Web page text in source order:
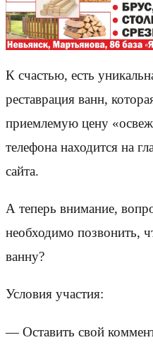
К счастью, есть
реставрация ванн,
приемлемую цену
телефона находится на
сайта.
А теперь внимание,
необходимо позвонить,
ванну?
Условия участия:
— Оставить свой